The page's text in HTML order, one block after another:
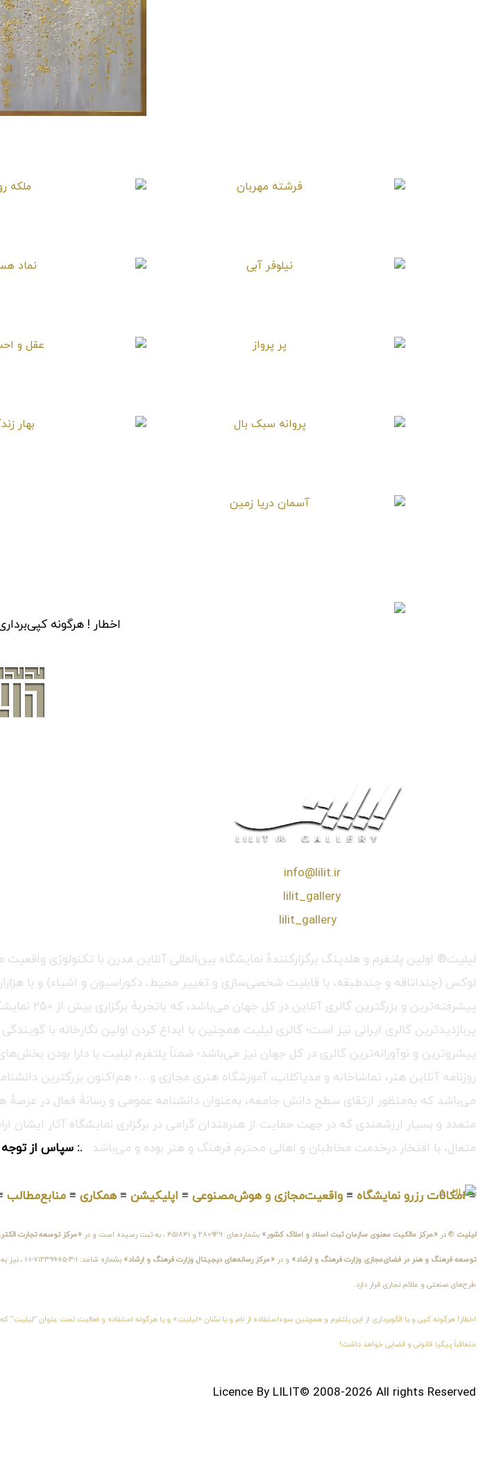
اخطار ! هرگونه
info@lilit.ir
lilit_gallery
lilit_gallery
لیلیت® اولین پلتفرم و هلدینگ برگزارکنندهٔ نمایشگاه بین‌المللی آنلاین مدرن با تکنولوژی
لوکس (چنداتاقه و چندطبقه، با قابلیت شخصی‌سازی و تغییر محیط، دکوراسیون و اشیاء) و با
پربازدیدترین گالری ایرانی نیز است؛ گالری لیلیت همچنین با ابداع کردن اولین نگارخانه با
پیشروترین و نوآورانه‌ترین گالری در کل جهان نیز می‌باشد؛ ضمناً پلتفرم لیلیت با دارا بودن
روزنامه آنلاین هنر، تماشاخانه و مدیاکلاب، آموزشگاه هنری مجازی و…؛ هم‌اکنون بزرگترین
می‌باشد که به‌منظور ارتقای سطح دانش جامعه، به‌عنوان دانشنامه عمومی و رسانهٔ فعال در عرصهٔ
متعدد و بسیار ارزشمندی که در جهت حمایت از هنرمندان گرامی در برگزاری نمایشگاه آثار ایشان
متعال، با افتخار درخدمت مخاطبان و اهالی محترم فرهنگ و هنر بوده و می‌باشد. .: سپاس از
≡امکانات رزرو نمایشگاه ≡ واقعیت‌مجازی و هوش‌مصنوعی ≡ اپلیکیشن ≡ همکاری ≡ منابع‌مطالب
لیلیت ® در «مرکز مالکیت معنوی سازمان ثبت اسناد و املاک کشور» بشماره‌های: ۲۸۰۹۲۹ و ۴۵۱۸۴۱ ، به ثبت رسیده است و در «مرکز توسعه تجارت
توسعه فرهنگ و هنر در فضای‌مجازی وزارت فرهنگ و ارشاد» و در «مرکز رسانه‌های دیجیتال وزارت فرهنگ و ارشاد» بشماره
طرح‌های صنعتی و علائم تجاری قرار دارد.
اخطار! هرگونه کپی و یا الگوبرداری از این پلتفرم و همچنین سوءاستفاده از نام و یا نشان «لیلیت» و یا هرگونه استفاده و فعالیت تحت عنوان “لیلیت”
متعاقباً پیگرد قانونی و قضایی خواهد داشت!
Licence By LILIT© 2008-2026 All rights Reserved